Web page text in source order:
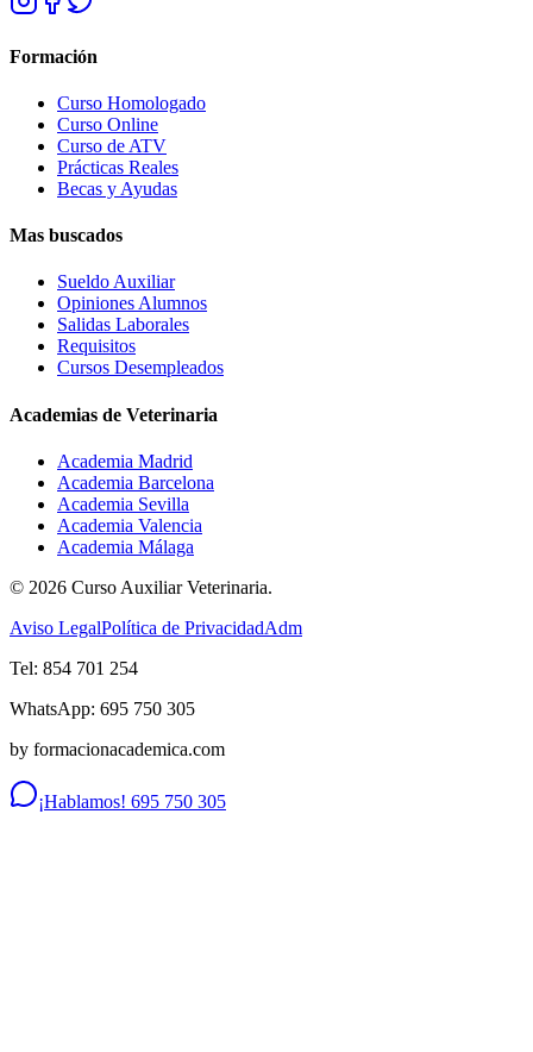
Formación
Curso Homologado
Curso Online
Curso de ATV
Prácticas Reales
Becas y Ayudas
Mas buscados
Sueldo Auxiliar
Opiniones Alumnos
Salidas Laborales
Requisitos
Cursos Desempleados
Academias de Veterinaria
Academia Madrid
Academia Barcelona
Academia Sevilla
Academia Valencia
Academia Málaga
© 2026 Curso Auxiliar Veterinaria.
Aviso LegalPolítica de PrivacidadAdm
Tel: 854 701 254
WhatsApp: 695 750 305
by formacionacademica.com
¡Hablamos! 695 750 305